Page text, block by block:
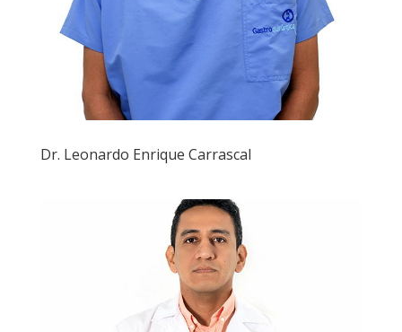
Dr. Leonardo Enrique Carrascal